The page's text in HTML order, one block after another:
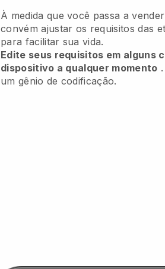
À medida que você passa a
convém ajustar os requisitos das
para facilitar sua vida.
Edite seus requisitos em alguns
dispositivo a qualquer momento
um gênio de codificação.